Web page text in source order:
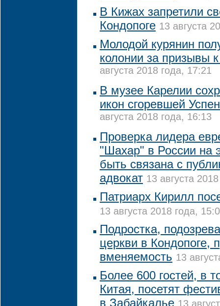
В Кижах запретили
Кондопоге 13 августа
Молодой курянин
колонии за призывы
августа 2018 года, 17:21
В музее Карелии
икон сгоревшей
августа 2018 года, 16:13
Проверка лидера
"Шахар" в России на
быть связана с
адвокат 13 августа
Патриарх Кирилл
13 августа 2018 года,
Подростка,
церкви в Кондопоге,
вменяемость 13
Более 600 гостей, в
Китая, посетят
в Забайкалье 13